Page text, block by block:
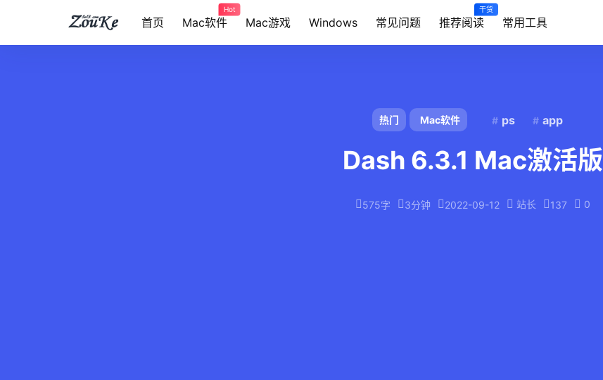
首页 Mac软件
Hot
Mac游戏 Windows 常见问题 推荐阅读
干货
常用工具
热门 Mac软件 ps app
Dash 6.3.1 Mac激活版
575字 3分钟 2022-09-12 站长 137 0